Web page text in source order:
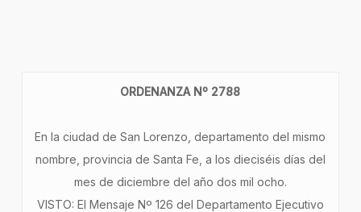
ORDENANZA Nº 2788
En la ciudad de San Lorenzo, departamento del mismo
nombre, provincia de Santa Fe, a los dieciséis días del
mes de diciembre del año dos mil ocho.
VISTO: El Mensaje Nº 126 del Departamento Ejecutivo